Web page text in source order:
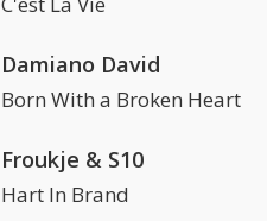
Damiano David
Born With a Broken Heart
Froukje & S10
Hart In Brand